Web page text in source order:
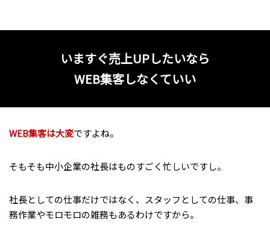
いますぐ売上UPしたいなら
WEB集客しなくていい
WEB集客は大変ですよね。
そもそも中小企業の社長はものすごく忙しいですし。
社長としての仕事だけではなく、スタッフとしての仕事、事
務作業やモロモロの雑務もあるわけですから。